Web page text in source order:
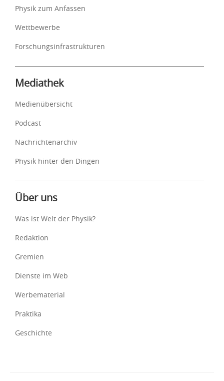
Physik zum Anfassen
Wettbewerbe
Forschungsinfrastrukturen
Mediathek
Medienübersicht
Podcast
Nachrichtenarchiv
Physik hinter den Dingen
Über uns
Was ist Welt der Physik?
Redaktion
Gremien
Dienste im Web
Werbematerial
Praktika
Geschichte